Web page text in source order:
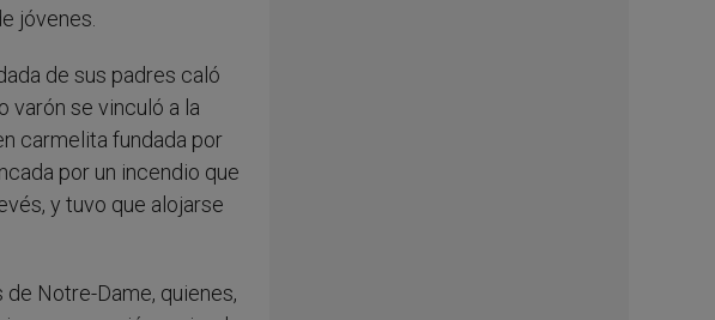
jóvenes.
de sus padres caló
varón se vinculó a la
carmelita fundada por
por un incendio que
y tuvo que alojarse
Notre-Dame, quienes,